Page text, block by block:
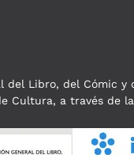
del Libro, del Cómic
Cultura, a través de